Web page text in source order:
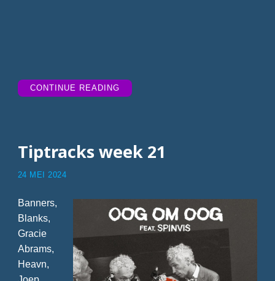
CONTINUE READING“TIPTRACKS
WEEK
Tiptracks week 21
24 MEI 2024
Banners,
Blanks,
Gracie
Abrams,
Heavn,